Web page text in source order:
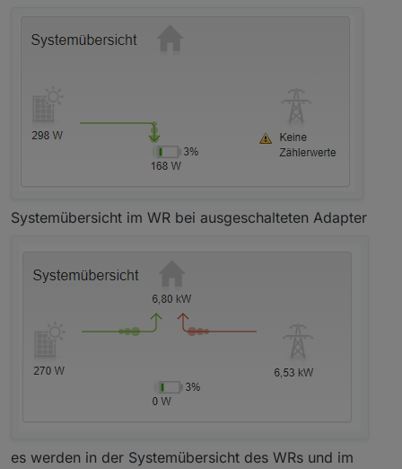
Systemübersicht im WR bei ausgeschalteten Adapter
es werden in der Systemübersicht des WRs und im